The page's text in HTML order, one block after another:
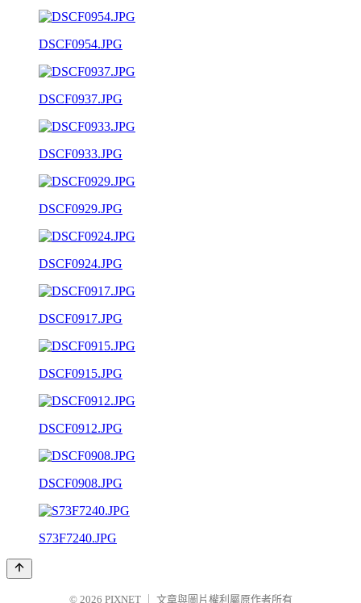
DSCF0954.JPG
DSCF0937.JPG
DSCF0933.JPG
DSCF0929.JPG
DSCF0924.JPG
DSCF0917.JPG
DSCF0915.JPG
DSCF0912.JPG
DSCF0908.JPG
S73F7240.JPG
© 2026 PIXNET 文章與圖片權利屬原作者所有